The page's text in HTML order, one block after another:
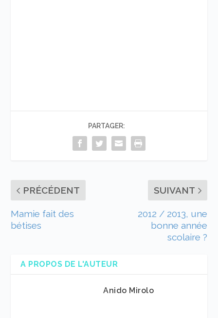
PARTAGER:
PRÉCÉDENT
Mamie fait des
bétises
SUIVANT
2012 / 2013, une
bonne année
scolaire ?
A PROPOS DE L'AUTEUR
Anido Mirolo